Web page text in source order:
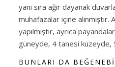
yanı sıra ağır dayanak
muhafazalar içine
yapılmıştır, ayrıca
güneyde, 4 tanesi kuzeyde,
BUNLARI DA